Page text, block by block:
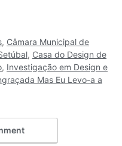
, Câmara Municipal de
, Casa do Design de
, Investigação em Design e
Mas Eu Levo-a a